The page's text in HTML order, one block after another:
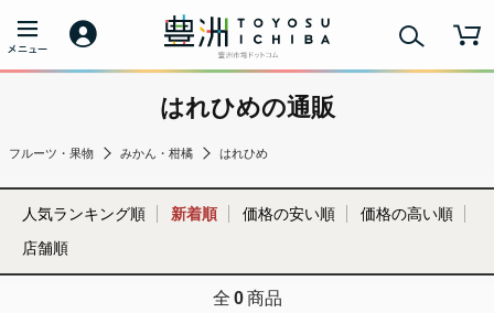
はれひめの通販
フルーツ・果物 みかん・柑橘 はれひめ
人気ランキング順 新着順 価格の安い順
価格の高い順
店舗順
全 0 商品